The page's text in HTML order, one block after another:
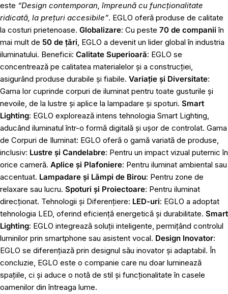
este “Design contemporan, împreună cu funcționalitate
ridicată, la prețuri accesibile”. EGLO oferă produse de calitate
la costuri prietenoase. Globalizare: Cu peste 70 de companii în
mai mult de 50 de țări, EGLO a devenit un lider global în industria
iluminatului. Beneficii: Calitate Superioară: EGLO se
concentrează pe calitatea materialelor și a construcției,
asigurând produse durabile și fiabile. Variație și Diversitate:
Gama lor cuprinde corpuri de iluminat pentru toate gusturile și
nevoile, de la lustre și aplice la lampadare și spoturi. Smart
Lighting: EGLO explorează intens tehnologia Smart Lighting,
aducând iluminatul într-o formă digitală și ușor de controlat. Gama
de Corpuri de Iluminat: EGLO oferă o gamă variată de produse,
inclusiv: Lustre și Candelabre: Pentru un impact vizual puternic în
orice cameră. Aplice și Plafoniere: Pentru iluminat ambiental sau
accentuat. Lampadare și Lămpi de Birou: Pentru zone de
relaxare sau lucru. Spoturi și Proiectoare: Pentru iluminat
direcționat. Tehnologii și Diferențiere: LED-uri: EGLO a adoptat
tehnologia LED, oferind eficiență energetică și durabilitate. Smart
Lighting: EGLO integrează soluții inteligente, permițând controlul
luminilor prin smartphone sau asistent vocal. Design Inovator:
EGLO se diferențiază prin designul său inovator și adaptabil. În
concluzie, EGLO este o companie care nu doar luminează
spațiile, ci și aduce o notă de stil și funcționalitate în casele
oamenilor din întreaga lume.